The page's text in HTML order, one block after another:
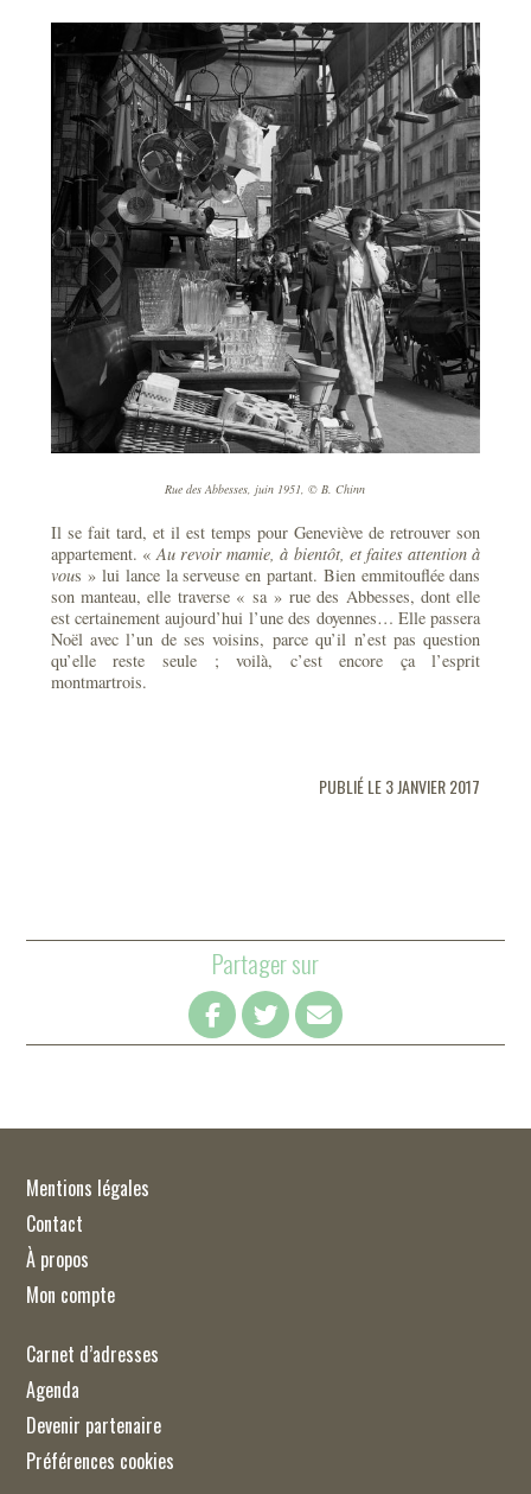
Rue des Abbesses, juin 1951, © B. Chinn
Il se fait tard, et il est temps pour Geneviève de retrouver son
appartement. «Au revoir mamie, à bientôt, et faites attention à
vous » lui lance la serveuse en partant. Bien emmitouflée dans
son manteau, elle traverse « sa » rue des Abbesses, dont elle
est certainement aujourd’hui l’une des doyennes… Elle passera
Noël avec l’un de ses voisins, parce qu’il n’est pas question
qu’elle reste seule ; voilà, c’est encore ça l’esprit
montmartrois.
PUBLIÉ LE 3 JANVIER 2017
Partager sur
Mentions légales
Contact
À propos
Mon compte
Carnet d’adresses
Agenda
Devenir partenaire
Préférences cookies